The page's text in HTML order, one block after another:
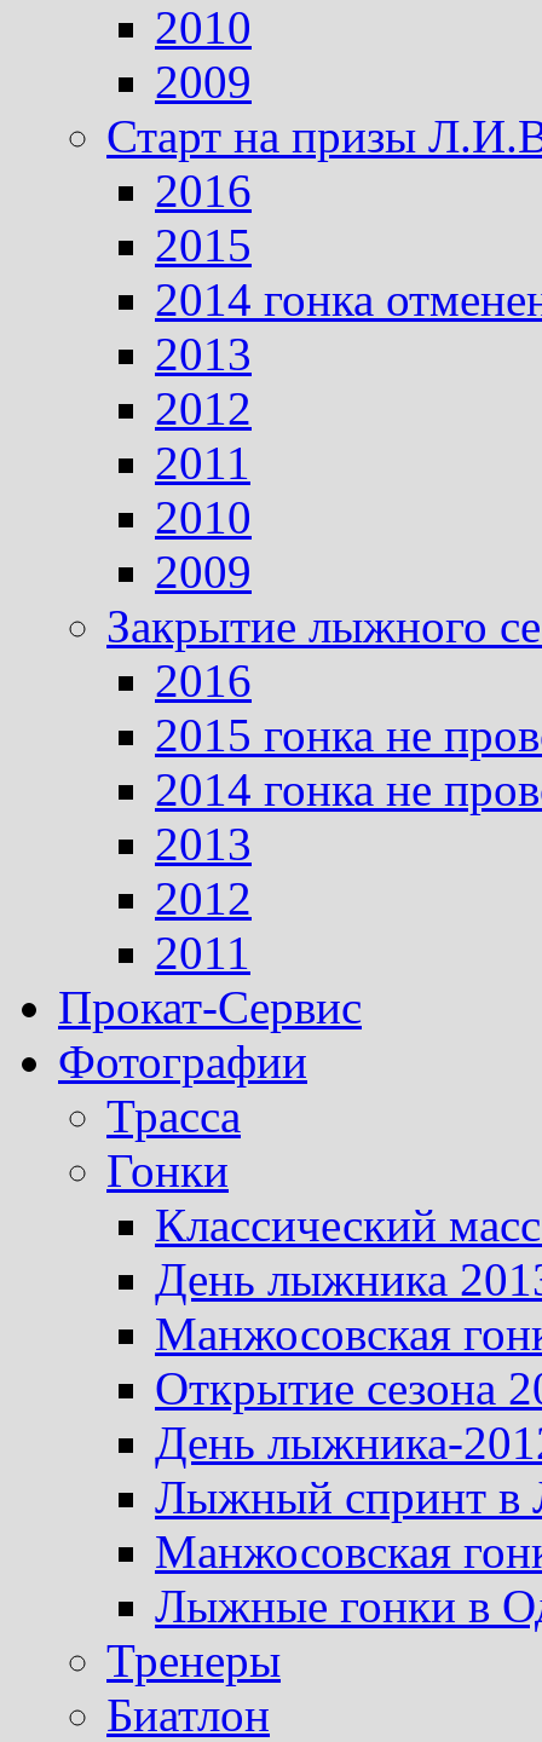
2010
2009
Старт на призы
2016
2015
2014 гонка
2013
2012
2011
2010
2009
Закрытие лыжного
2016
2015 гонка не
2014 гонка не
2013
2012
2011
Прокат-Сервис
Фотографии
Трасса
Гонки
Классический
День лыжника
Манжосовская
Открытие сезона
День лыжника-
Лыжный спринт в
Манжосовская
Лыжные гонки в
Тренеры
Биатлон